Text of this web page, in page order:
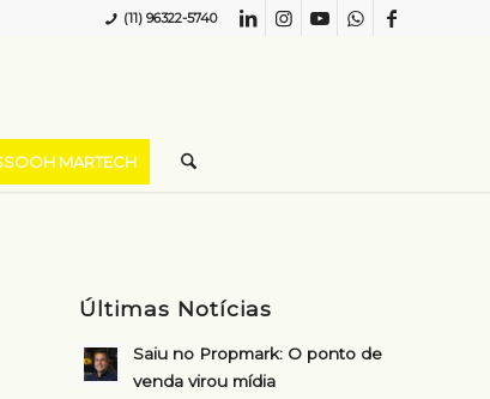
(11) 96322-5740
MARTECH
Últimas Notícias
Saiu no Propmark: O ponto de
venda virou mídia